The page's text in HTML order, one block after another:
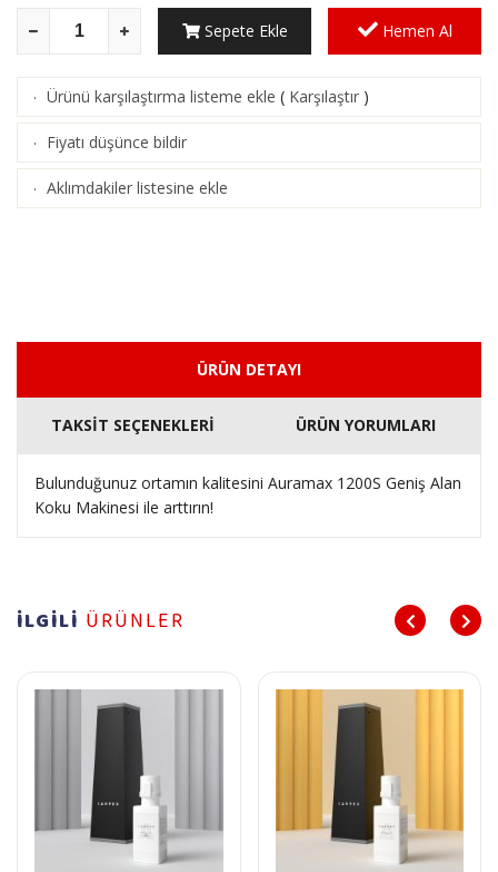
Sepete Ekle Hemen Al
· Ürünü karşılaştırma listeme ekle ( Karşılaştır )
· Fiyatı düşünce bildir
· Aklımdakiler listesine ekle
ÜRÜN DETAYI
TAKSİT SEÇENEKLERİ ÜRÜN YORUMLARI
Bulunduğunuz ortamın kalitesini Auramax 1200S Geniş Alan
Koku Makinesi ile arttırın!
İLGİLİ ÜRÜNLER